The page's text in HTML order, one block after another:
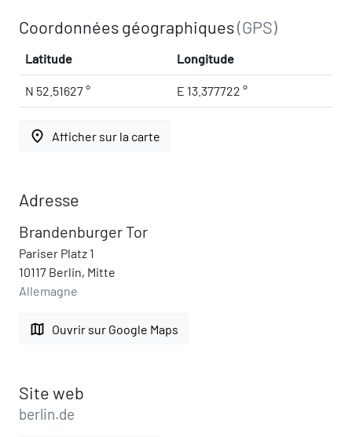
Coordonnées géographiques(GPS)
Latitude Longitude
N 52.51627 ° E 13.377722 °
place Afficher sur la carte
Adresse
Brandenburger Tor
Pariser Platz 1
10117 Berlin, Mitte
Allemagne
map Ouvrir sur Google Maps
Site web
berlin.de